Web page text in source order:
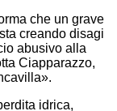
che un grave
creando disagi
abusivo alla
Ciapparazzo,
idrica,